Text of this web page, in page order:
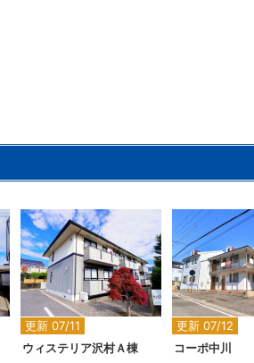
更新 07/11
2
ウィステリア沢村Ａ棟
更新 07/12
コーポ中川